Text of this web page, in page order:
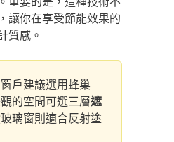
讓你在享受節能效果的
質感。
戶建議選用蜂巢
的空間可選三層遮
璃窗則適合反射塗